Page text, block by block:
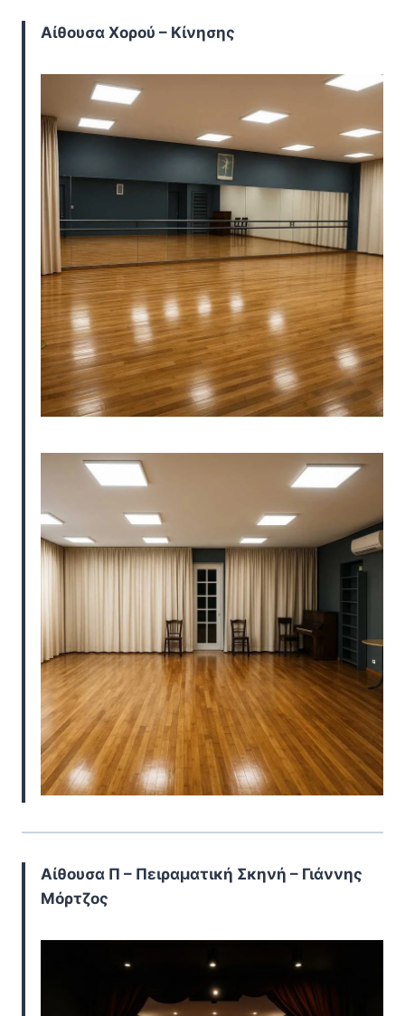
Αίθουσα Χορού – Κίνησης
Αίθουσα Π – Πειραματική Σκηνή – Γιάννης
Μόρτζος